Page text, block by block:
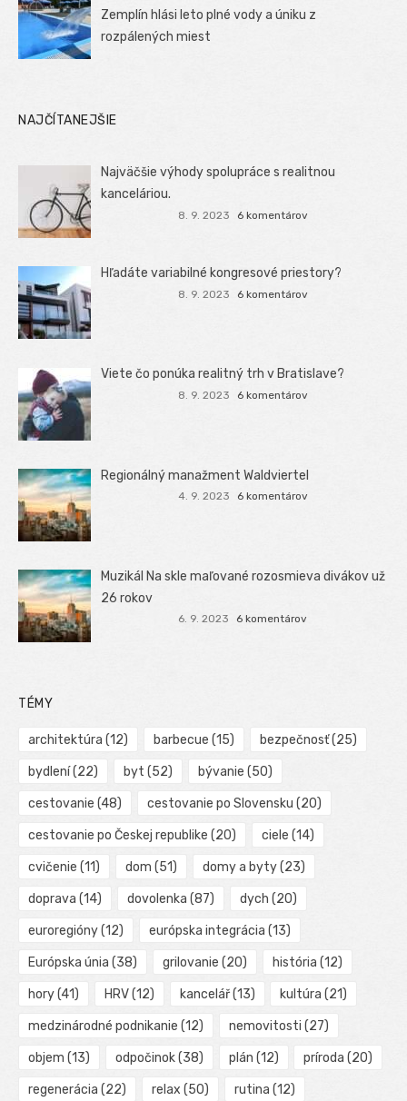
Zemplín hlási leto plné vody a úniku z
rozpálených miest
NAJČÍTANEJŠIE
Najväčšie výhody spolupráce s realitnou
kanceláriou.
8. 9. 2023 6 komentárov
Hľadáte variabilné kongresové priestory?
8. 9. 2023 6 komentárov
Viete čo ponúka realitný trh v Bratislave?
8. 9. 2023 6 komentárov
Regionálný manažment Waldviertel
4. 9. 2023 6 komentárov
Muzikál Na skle maľované rozosmieva divákov už
26 rokov
6. 9. 2023 6 komentárov
TÉMY
architektúra (12) barbecue (15) bezpečnosť(25)
bydlení(22) byt (52) bývanie (50)
cestovanie (48) cestovanie po Slovensku (20)
cestovanie po Českej republike (20) ciele (14)
cvičenie (11) dom (51) domy a byty(23)
doprava (14) dovolenka (87) dych (20)
euroregióny(12) európska integrácia (13)
Európska únia (38) grilovanie (20) história (12)
hory(41) HRV(12) kancelář(13) kultúra (21)
medzinárodné podnikanie (12) nemovitosti (27)
objem (13) odpočinok(38) plán (12) príroda (20)
regenerácia (22) relax (50) rutina (12)